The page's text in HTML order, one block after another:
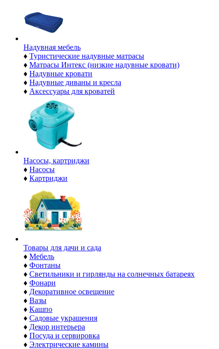
Надувная мебель
♦ Туристические надувные матрасы
♦ Матрасы Интекс (низкие надувные кровати)
♦ Надувные кровати
♦ Надувные диваны и кресла
♦ Аксессуары для кроватей
Насосы, картриджи
♦ Насосы
♦ Картриджи
Товары для дачи и сада
♦ Мебель
♦ Фонтаны
♦ Светильники и гирлянды на солнечных батареях
♦ Фонари
♦ Декоративное освещение
♦ Вазы
♦ Кашпо
♦ Садовые украшения
♦ Декор интерьера
♦ Посуда и сервировка
♦ Электрические камины